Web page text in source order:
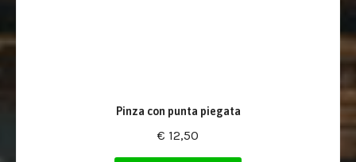
Pinza con punta piegata
€ 12,50